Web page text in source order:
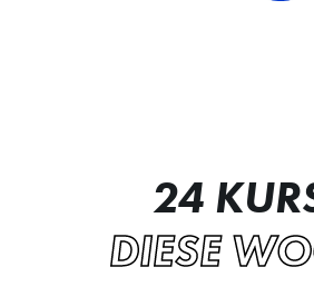
24
DIESE